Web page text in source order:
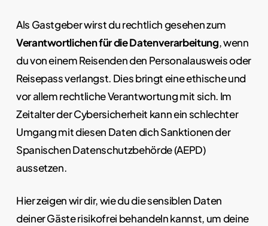
Als Gastgeber wirst du rechtlich gesehen zum
Verantwortlichen für die Datenverarbeitung, wenn
du von einem Reisenden den Personalausweis oder
Reisepass verlangst. Dies bringt eine ethische und
vor allem rechtliche Verantwortung mit sich. Im
Zeitalter der Cybersicherheit kann ein schlechter
Umgang mit diesen Daten dich Sanktionen der
Spanischen Datenschutzbehörde (AEPD)
aussetzen.
Hier zeigen wir dir, wie du die sensiblen Daten
deiner Gäste risikofrei behandeln kannst, um deine